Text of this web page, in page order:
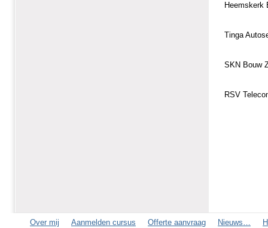
Heemskerk
Tinga
SKN Bouw
RSV
Over mij Aanmelden cursus Offerte aanvraag Nieuws…